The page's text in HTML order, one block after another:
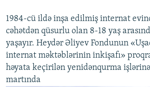
1984-cü ildə inşa edilmiş internat
cəhətdən qüsurlu olan 8-18 yaş
yaşayır. Heydər Əliyev Fondunun
internat məktəblərinin inkişafı»
həyata keçirilən yenidənqurma
martında